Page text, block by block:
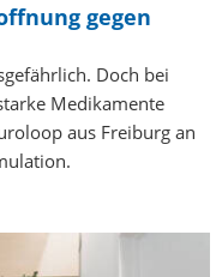
gegen
Doch bei
Medikamente
aus Freiburg an